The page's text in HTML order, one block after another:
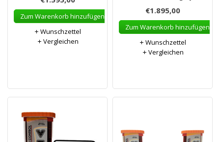
Zum Warenkorb hinzufügen
Wunschzettel
Vergleichen
€1.895,00
Zum Warenkorb hinzufügen
Wunschzettel
Vergleichen